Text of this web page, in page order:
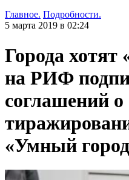
Главное. Подробности.
5 марта 2019 в 02:24
Города
на РИФ
соглашений о
«Умный